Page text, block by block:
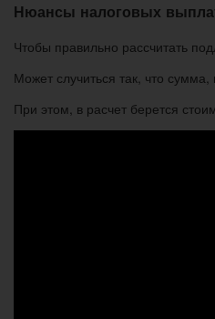
Нюансы налоговых
Чтобы правильно рассчитать
Может случиться так, что
При этом, в расчет берется